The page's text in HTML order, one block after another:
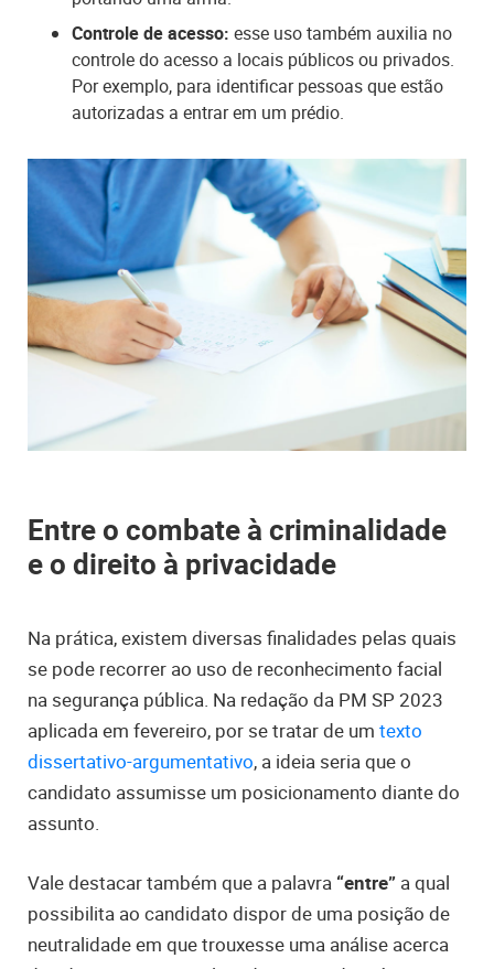
Controle de acesso: esse uso também auxilia no
controle do acesso a locais públicos ou privados.
Por exemplo, para identificar pessoas que estão
autorizadas a entrar em um prédio.
Entre o combate à criminalidade
e o direito à privacidade
Na prática, existem diversas finalidades pelas quais
se pode recorrer ao uso de reconhecimento facial
na segurança pública. Na redação da PM SP 2023
aplicada em fevereiro, por se tratar de umtexto
dissertativo-argumentativo, a ideia seria que o
candidato assumisse um posicionamento diante do
assunto.
Vale destacar também que a palavra “entre” a qual
possibilita ao candidato dispor de uma posição de
neutralidade em que trouxesse uma análise acerca